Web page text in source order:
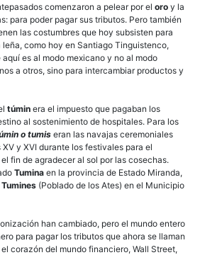
comenzaron a pelear por el oro y la
para poder pagar sus tributos. Pero también
las costumbres que hoy subsisten para
como hoy en Santiago Tinguistenco,
es al modo mexicano y no al modo
a otros, sino para intercambiar productos y
túmin era el impuesto que pagaban los
al sostenimiento de hospitales. Para los
o tumis eran las navajas ceremoniales
y XVI durante los festivales para el
fin de agradecer al sol por las cosechas.
Tumina en la provincia de Estado Miranda,
(Poblado de los Ates) en el Municipio
han cambiado, pero el mundo entero
para pagar los tributos que ahora se llaman
el corazón del mundo financiero, Wall Street,